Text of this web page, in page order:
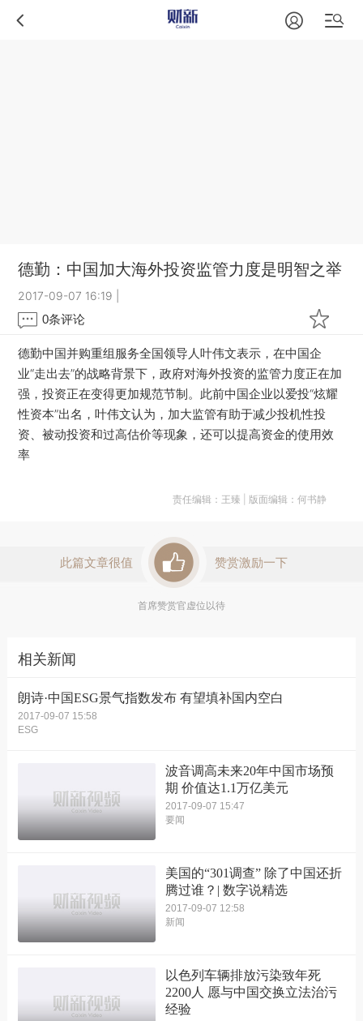
德勤：中国加大海外投资监管力度是明智之举
2017-09-07 16:19
0条评论
德勤中国并购重组服务全国领导人叶伟文表示，在中国企
业“走出去”的战略背景下，政府对海外投资的监管力度正在加
强，投资正在变得更加规范节制。此前中国企业以爱投“炫耀
性资本”出名，叶伟文认为，加大监管有助于减少投机性投
资、被动投资和过高估价等现象，还可以提高资金的使用效
率
责任编辑：王臻 | 版面编辑：何书静
此篇文章很值 赞赏激励一下
首席赞赏官虚位以待
相关新闻
朗诗·中国ESG景气指数发布 有望填补国内空白
2017-09-07 15:58
ESG
波音调高未来20年中国市场预
期 价值达1.1万亿美元
2017-09-07 15:47
要闻
美国的“301调查” 除了中国还折
腾过谁？| 数字说精选
2017-09-07 12:58
新闻
以色列车辆排放污染致年死
2200人 愿与中国交换立法治污
经验